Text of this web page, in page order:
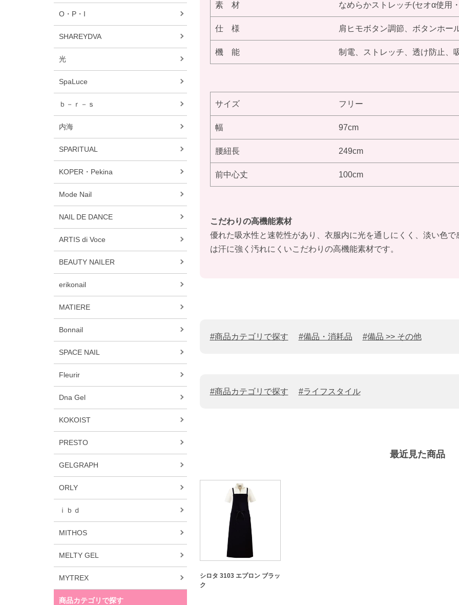
O・P・I
SHAREYDVA
光
SpaLuce
ｂ－ｒ－ｓ
内海
SPARITUAL
KOPER・Pekina
Mode Nail
NAIL DE DANCE
ARTIS di Voce
BEAUTY NAILER
erikonail
MATIERE
Bonnail
SPACE NAIL
Fleurir
Dna Gel
KOKOIST
PRESTO
GELGRAPH
ORLY
ｉｂｄ
MITHOS
MELTY GEL
MYTREX
商品カテゴリで探す
素 材 なめらかストレッチ(セオα使用
仕 様 肩ヒモボタン調節、ボタンホー
機 能 制電、ストレッチ、透け防止、
サイズ フリー
幅 97cm
腰紐長 249cm
前中心丈 100cm
こだわりの高機能素材
優れた吸水性と速乾性があり、衣服内に光を通しにくく、淡い色
は汗に強く汚れにくいこだわりの高機能素材です。
商品カテゴリで探す 備品・消耗品 備品 >> その他
商品カテゴリで探す ライフスタイル
最近見た商品
シロタ 3103 エプロン ブラッ
ク